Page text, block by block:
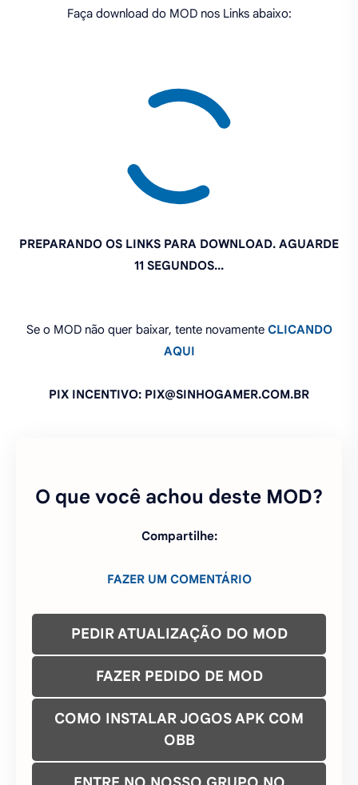
Faça download do MOD nos Links abaixo:
PREPARANDO OS LINKS PARA DOWNLOAD. AGUARDE
10 SEGUNDOS...
Se o MOD não quer baixar, tente novamente
AQUI
PIX INCENTIVO: PIX@SINHOGAMER.COM.BR
O que você achou deste MOD?
Compartilhe:
PEDIR ATUALIZAÇÃO DO MOD
FAZER PEDIDO DE MOD
COMO INSTALAR JOGOS APK COM
ENTRE NO NOSSO GRUPO NO
WHATSAPP
ENTRE NO NOSSO CANAL DO
TELEGRAM
ENTRE NO NOSSO GRUPO TELEGRAM